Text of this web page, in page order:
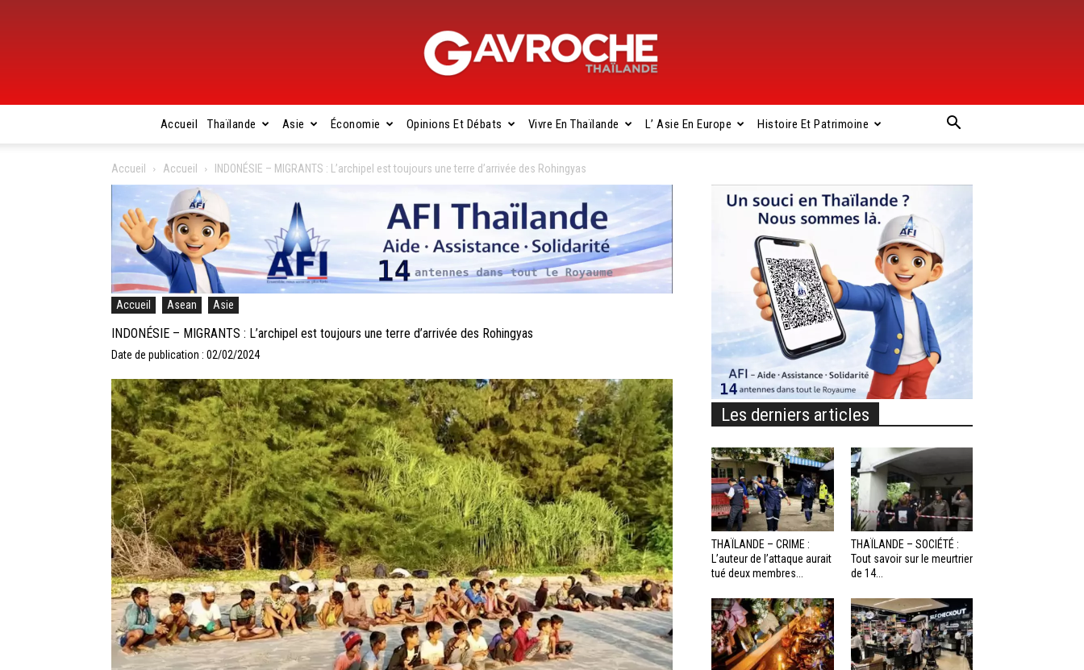
Gavroche
Thaïlande
Accueil Thaïlande Asie Économie Opinions Et Débats Vivre En Thaïlande L’ Asie En Europe Histoire Et Patrimoine
Accueil Accueil INDONÉSIE – MIGRANTS : L’archipel est toujours une terre d’arrivée des Rohingyas
Accueil Asean Asie
INDONÉSIE – MIGRANTS : L’archipel est toujours une terre d’arrivée des Rohingyas
Date de publication : 02/02/2024
Les derniers articles
THAÏLANDE – CRIME :
L’auteur de l’attaque aurait
tué deux membres...
THAÏLANDE – SOCIÉTÉ :
Tout savoir sur le meurtrier
de 14...